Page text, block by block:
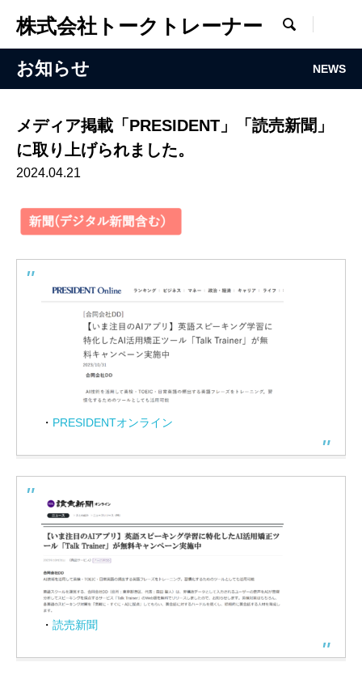
株式会社トークトレーナー 
お知らせ NEWS
メディア掲載「PRESIDENT」「読売新聞」
に取り上げられました。
2024.04.21
・ PRESIDENTオンライン
・ 読売新聞